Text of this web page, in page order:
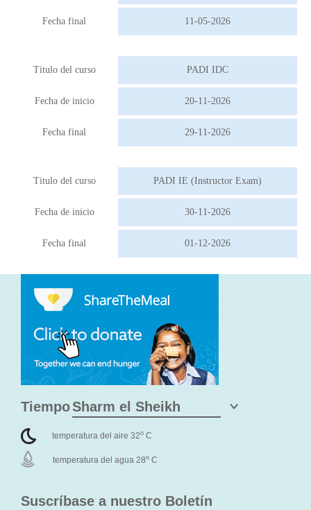
Fecha final 11-05-2026
Titulo del curso PADI IDC
Fecha de inicio 20-11-2026
Fecha final 29-11-2026
Titulo del curso PADI IE (Instructor Exam)
Fecha de inicio 30-11-2026
Fecha final 01-12-2026
Suscríbase a nuestro Boletín
Tiempo
temperatura del aire 32o C
temperatura del agua 28o C